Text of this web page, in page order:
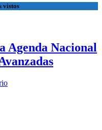
vistos
Agenda Nacional